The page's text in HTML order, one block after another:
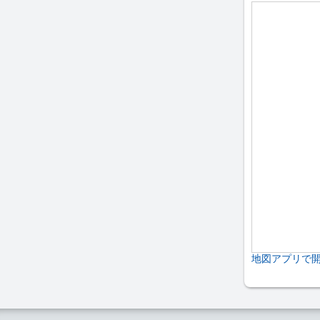
地図アプリで